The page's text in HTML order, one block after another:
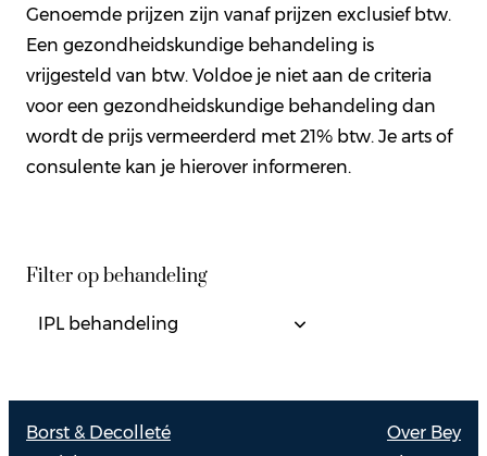
Genoemde prijzen zijn vanaf prijzen exclusief btw.
Een gezondheidskundige behandeling is
vrijgesteld van btw. Voldoe je niet aan de criteria
voor een gezondheidskundige behandeling dan
wordt de prijs vermeerderd met 21% btw. Je arts of
consulente kan je hierover informeren.
Filter op behandeling
Borst & Decolleté
Over Bey